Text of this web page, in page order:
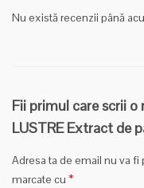
Nu există recenzii până
Fii primul care scrii o
LUSTRE Extract de
Adresa ta de email nu va fi
marcate cu *